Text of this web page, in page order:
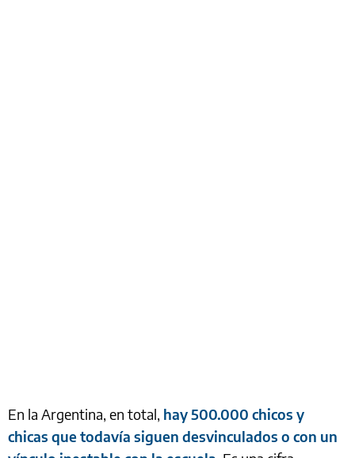
En la Argentina, en total, hay 500.000 chicos y
chicas que todavía siguen desvinculados o con un